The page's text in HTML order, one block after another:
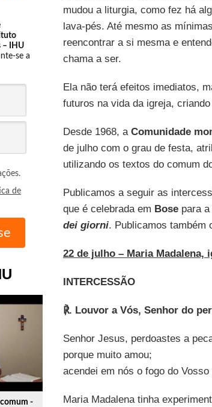
– IHU
se a
de
-
mudou a liturgia, como fez há
lava-pés. Até mesmo as
reencontrar a si mesma e
chama a ser.
Ela não terá efeitos imediatos,
futuros na vida da igreja,
Desde 1968, a Comunidade
de julho com o grau de festa,
utilizando os textos do comum
Publicamos a seguir as
que é celebrada em Bosepara a
dei giorni. Publicamos também
22 de julho – Maria Madalena,
INTERCESSÃO
℟. Louvor a Vós, Senhor do
Senhor Jesus, perdoastes a
porque muito amou;
acendei em nós o fogo do Vosso
Maria Madalena tinha